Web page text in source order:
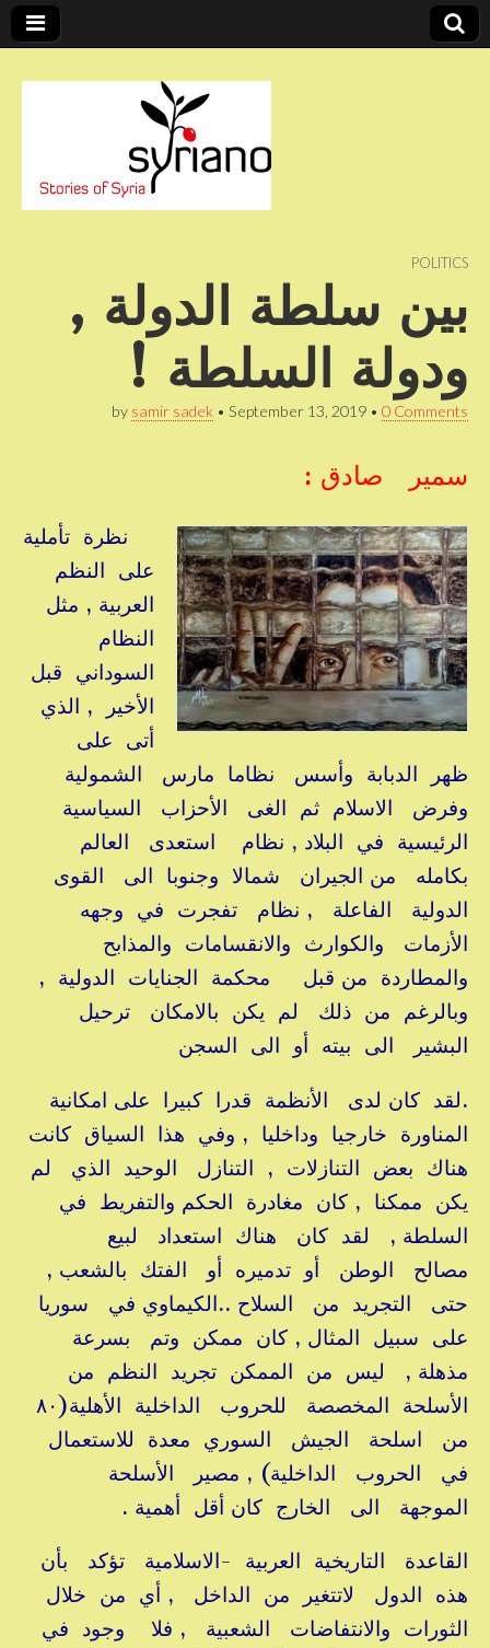
syriano POLITICS
بين سلطة الدولة ,
ودولة السلطة !
by samir sadek • September 13, 2019 • 0 Comments
سمير صادق :
نظرة تأملية
على النظم
العربية , مثل
النظام
السوداني قبل
الأخير , الذي
أتى على
ظهر الدبابة وأسس نظاما مارس الشمولية
وفرض الاسلام ثم الغى الأحزاب السياسية
الرئيسية في البلاد , نظام استعدى العالم
بكامله من الجيران شمالا وجنوبا الى القوى
الدولية الفاعلة , نظام تفجرت في وجهه
الأزمات والكوارث والانقسامات والمذابح
والمطاردة من قبل محكمة الجنايات الدولية ,
وبالرغم من ذلك لم يكن بالامكان ترحيل
البشير الى بيته أو الى السجن
.لقد كان لدى الأنظمة قدرا كبيرا على امكانية
المناورة خارجيا وداخليا , وفي هذا السياق كانت
هناك بعض التنازلات , التنازل الوحيد الذي لم
يكن ممكنا , كان مغادرة الحكم والتفريط في
السلطة , لقد كان هناك استعداد لبيع
مصالح الوطن أو تدميره أو الفتك بالشعب ,
حتى التجريد من السلاح ..الكيماوي في سوريا
على سبيل المثال , كان ممكن وتم بسرعة
مذهلة , ليس من الممكن تجريد النظم من
من اسلحة الجيش السوري معدة للاستعمال
في الحروب الداخلية) , مصير الأسلحة
الموجهة الى الخارج كان أقل أهمية .
القاعدة التاريخية العربية -الاسلامية تؤكد بأن
هذه الدول لاتتغير من الداخل , أي من خلال
الثورات والانتفاضات الشعبية , فلا وجود في